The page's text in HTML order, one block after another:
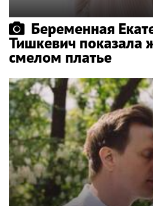
Беременная
Тишкевич показала
смелом платье